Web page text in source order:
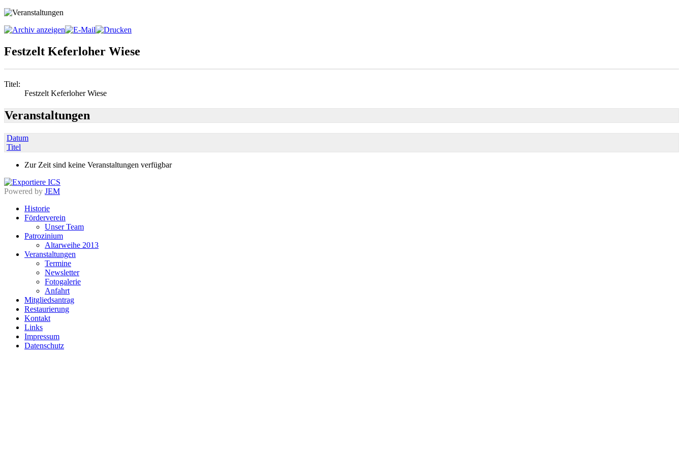
Festzelt Keferloher Wiese
Titel:
Festzelt Keferloher Wiese
Veranstaltungen
Datum
Titel
Zur Zeit sind keine Veranstaltungen verfügbar
Powered by JEM
Historie
Förderverein
Unser Team
Patrozinium
Altarweihe 2013
Veranstaltungen
Termine
Newsletter
Fotogalerie
Anfahrt
Mitgliedsantrag
Restaurierung
Kontakt
Links
Impressum
Datenschutz